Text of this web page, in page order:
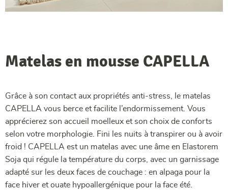
Matelas en mousse CAPELLA
Grâce à son contact aux propriétés anti-stress, le matelas
CAPELLA vous berce et facilite l’endormissement. Vous
apprécierez son accueil moelleux et son choix de conforts
selon votre morphologie. Fini les nuits à transpirer ou à avoir
froid ! CAPELLA est un matelas avec une âme en Elastorem
Soja qui régule la température du corps, avec un garnissage
adapté sur les deux faces de couchage : en alpaga pour la
face hiver et ouate hypoallergénique pour la face été.